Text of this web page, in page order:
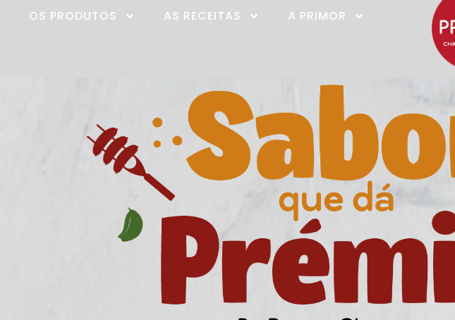
OS PRODUTOS AS RECEITAS A PRIMOR